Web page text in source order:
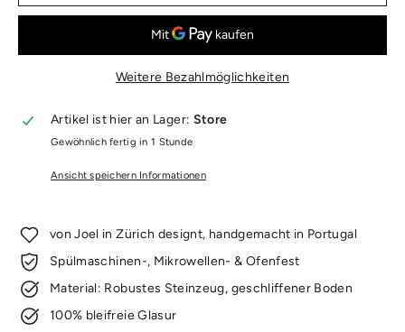
Weitere Bezahlmöglichkeiten
Artikel ist hier an Lager: Store
Gewöhnlich fertig in 1 Stunde
Ansicht speichern Informationen
von Joel in Zürich designt, handgemacht in Portugal
Spülmaschinen-, Mikrowellen- & Ofenfest
Material: Robustes Steinzeug, geschliffener Boden
100% bleifreie Glasur